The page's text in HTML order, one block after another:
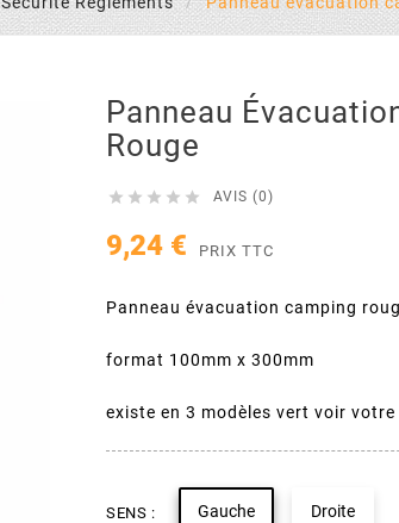
Panneau
Rouge
     AVIS (0)
9,24 € PRIX TTC
Panneau évacuation camping
format 100mm x 300mm
existe en 3 modèles vert voir
SENS : Gauche Droite